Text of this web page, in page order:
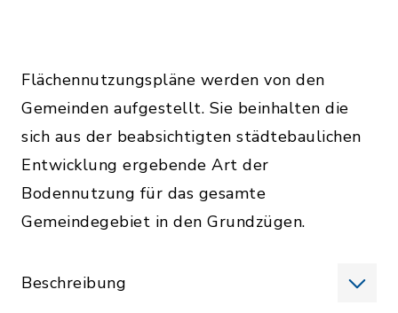
Flächennutzungspläne werden von den
Gemeinden aufgestellt. Sie beinhalten die
sich aus der beabsichtigten städtebaulichen
Entwicklung ergebende Art der
Bodennutzung für das gesamte
Gemeindegebiet in den Grundzügen.
Beschreibung